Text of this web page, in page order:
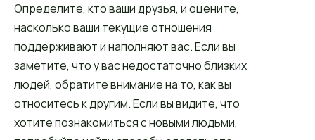
Определите, кто ваши друзья, и оцените,
насколько ваши текущие отношения
поддерживают и наполняют вас. Если вы
заметите, что у вас недостаточно близких
людей, обратите внимание на то, как вы
относитесь к другим. Если вы видите, что
хотите познакомиться с новыми людьми,